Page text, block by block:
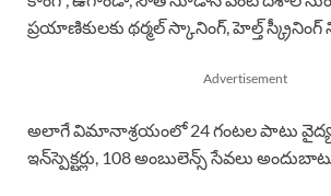
ప్రయాణికులకు థర్మల్ స్కానింగ్, హెల్త్ స్క్రీనింగ్
Advertisement
అలాగే విమానాశ్రయంలో 24 గంటల పాటు వైద్య
ఇన్‌స్పెక్టర్లు, 108 అంబులెన్స్ సేవలు